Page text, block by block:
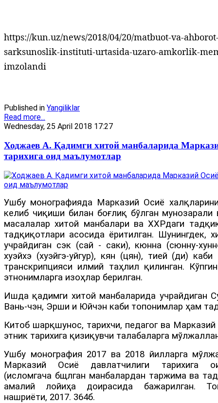
https://kun.uz/news/2018/04/20/matbuot-va-
sarksunoslik-instituti-urtasida-uzaro-amkorlik-
imzolandi
Published in Yangiliklar
Read more...
Wednesday, 25 April 2018 17:27
Ходжаев А. Қадимги хитой манбаларида
тарихига оид маълумотлар
Ушбу монографияда Марказий Осиё
келиб чиқиши билан боғлиқ бўлган мунозарали
масалалар хитой манбалари ва ХХРдаги
тадқиқотлари асосида ёритилган. Шунингдек,
учрайдиган сэк (сай - саки), кюнна (сюнну-
хуэйхэ (хуэйгэ-уйгур), кян (цян), тией (ди) каби
транскрипцияси илмий таҳлил қилинган.
этнонимларга изоҳлар берилган.
Ишда қадимги хитой манбаларида учрайдиган
Вань-чэн, Эрши и Юйчэн каби топонимлар ҳам
Китоб шарқшунос, тарихчи, педагог ва
этник тарихига қизиқувчи талабаларга
Ушбу монография 2017 ва 2018 йилларга
Марказий Осиё давлатчилиги тарихига
(исломгача бщлган манбалардан таржима ва
амалий лойиҳа доирасида бажарилган.
нашриёти, 2017. 364б.